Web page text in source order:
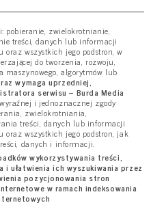
pobieranie, zwielokrotnianie,
treści, danych lub informacji
wszystkich jego podstron, w
do tworzenia, rozwoju,
maszynowego, algorytmów lub
wymaga uprzedniej,
serwisu – Burda Media
i jednoznacznej zgody
zwielokrotniania,
treści, danych lub informacji
oraz wszystkich jego podstron, jak
danych i informacji.
wykorzystywania treści,
ułatwienia ich wyszukiwania przez
pozycjonowania stron
w ramach indeksowania